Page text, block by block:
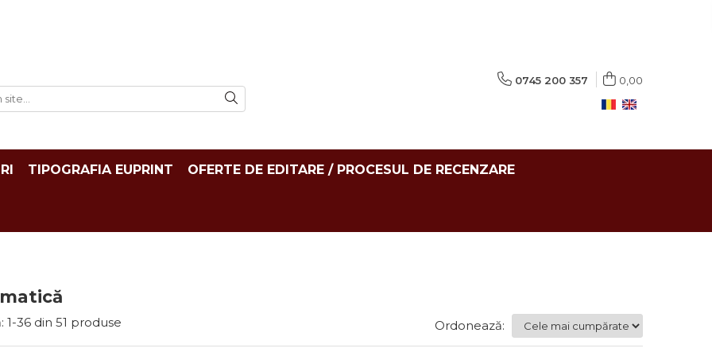
0745 200 357 0,00
TIPOGRAFIA EUPRINT OFERTE DE EDITARE / PROCESUL DE RECENZARE
1-36 din 51 produse Ordonează: